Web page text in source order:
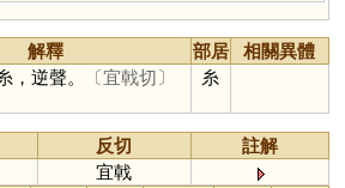
解釋 部居
相關異體
，逆聲。
〔宜戟切〕
糸
反切
註解
宜戟